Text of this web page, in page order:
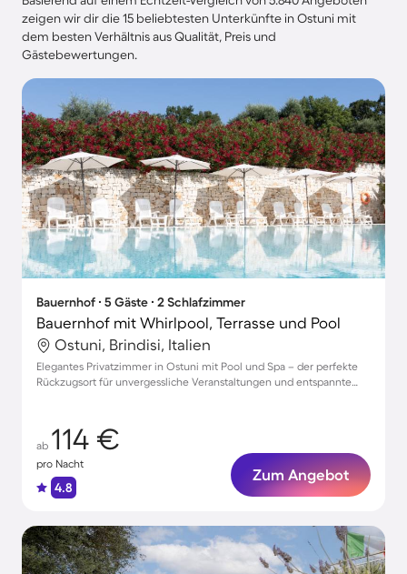
zeigen wir dir die 15 beliebtesten Unterkünfte in Ostuni mit
dem besten Verhältnis aus Qualität, Preis und
Gästebewertungen.
Bauernhof ∙ 5 Gäste ∙ 2 Schlafzimmer
Bauernhof mit Whirlpool, Terrasse und Pool
Ostuni, Brindisi, Italien
Elegantes Privatzimmer in Ostuni mit Pool und Spa – der perfekte
Rückzugsort für unvergessliche Veranstaltungen und entspannte
ab 114 €
pro Nacht
4.8
Zum Angebot